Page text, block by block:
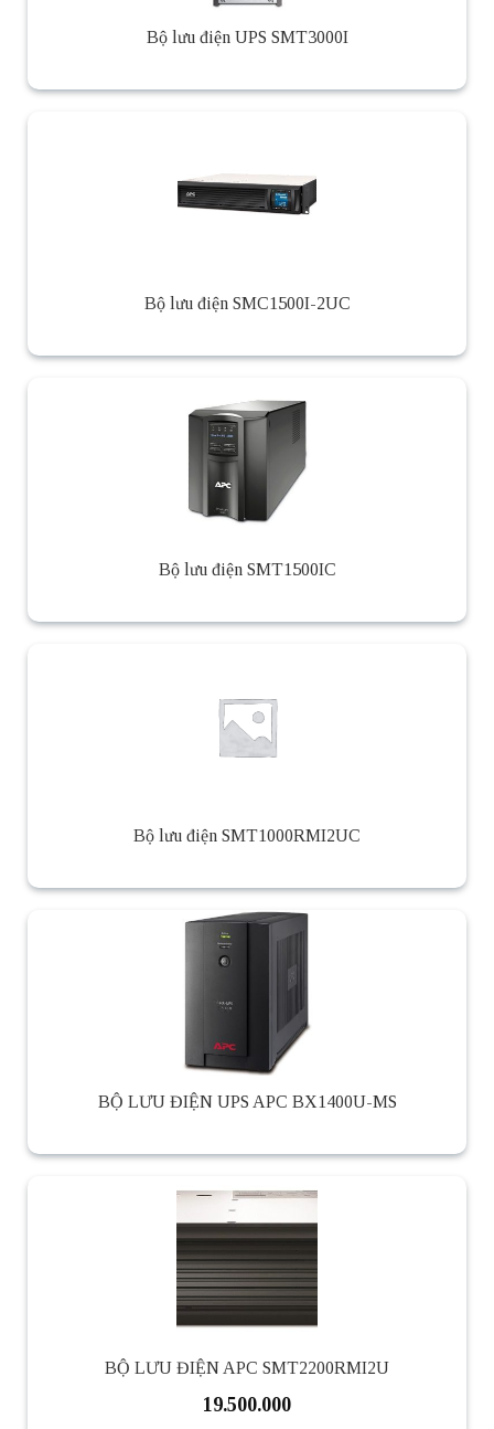
Bộ lưu điện UPS SMT3000I
Bộ lưu điện SMC1500I-2UC
Bộ lưu điện SMT1500IC
Bộ lưu điện SMT1000RMI2UC
BỘ LƯU ĐIỆN UPS APC BX1400U-MS
BỘ LƯU ĐIỆN APC SMT2200RMI2U
19.500.000